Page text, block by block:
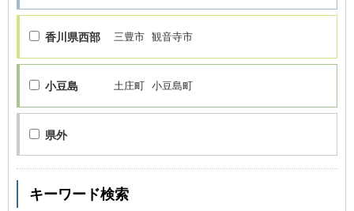
香川県西部 三豊市 観音寺市
小豆島 土庄町 小豆島町
県外
キーワード検索